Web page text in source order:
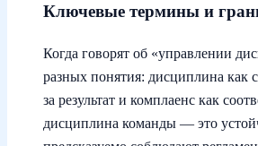
Ключевые термины и
Когда говорят об «управлении
разных понятия: дисциплина как
за результат и комплаенс как
дисциплина команды — это